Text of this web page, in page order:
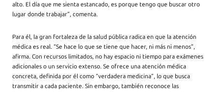
alto. El día que me sienta estancado, es porque tengo que buscar otro
lugar donde trabajar”, comenta.
Para él, la gran fortaleza de la salud pública radica en que la atención
médica es real. “Se hace lo que se tiene que hacer, ni más ni menos”,
afirma. Con recursos limitados, no hay espacio ni tiempo para exámenes
adicionales o un servicio extenso. Se ofrece una atención médica
concreta, definida por él como “verdadera medicina”, lo que busca
transmitir a cada paciente. Sin embargo, también reconoce las